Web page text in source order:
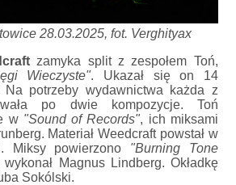
28.03.2025, fot. Verghityax
zamyka split z zespołem Toń,
Wieczyste". Ukazał się on 14
Na potrzeby wydawnictwa każda z
po dwie kompozycje. Toń
w "Sound of Records", ich miksami
Materiał Weedcraft powstał w
Miksy powierzono "Burning Tone
Magnus Lindberg. Okładkę
Sokólski.